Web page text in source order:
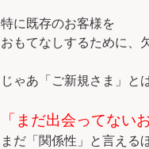
特に既存のお客様を
おもてなしするために、
じゃあ「ご新規さま」と
「まだ出会ってない
まだ「関係性」と言える